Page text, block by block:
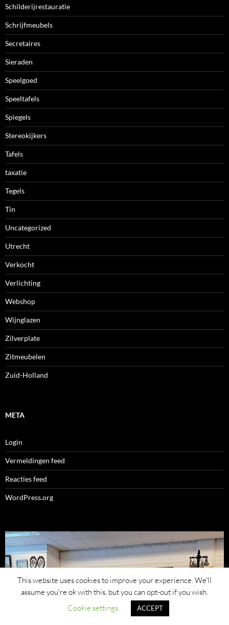
Schilderijrestauratie
Schrijfmeubels
Secretaires
Sieraden
Speelgoed
Speeltafels
Spiegels
Stereokijkers
Tafels
taxatie
Tegels
Tin
Uncategorized
Utrecht
Verkocht
Verlichting
Webshop
Wijnglazen
Zilverplate
Zitmeubelen
Zuid-Holland
META
Login
Vermeldingen feed
Reacties feed
WordPress.org
This website uses cookies to improve your experience. We'll
assume you're ok with this, but you can opt-out if you wish.
Cookie settings
ACCEPT